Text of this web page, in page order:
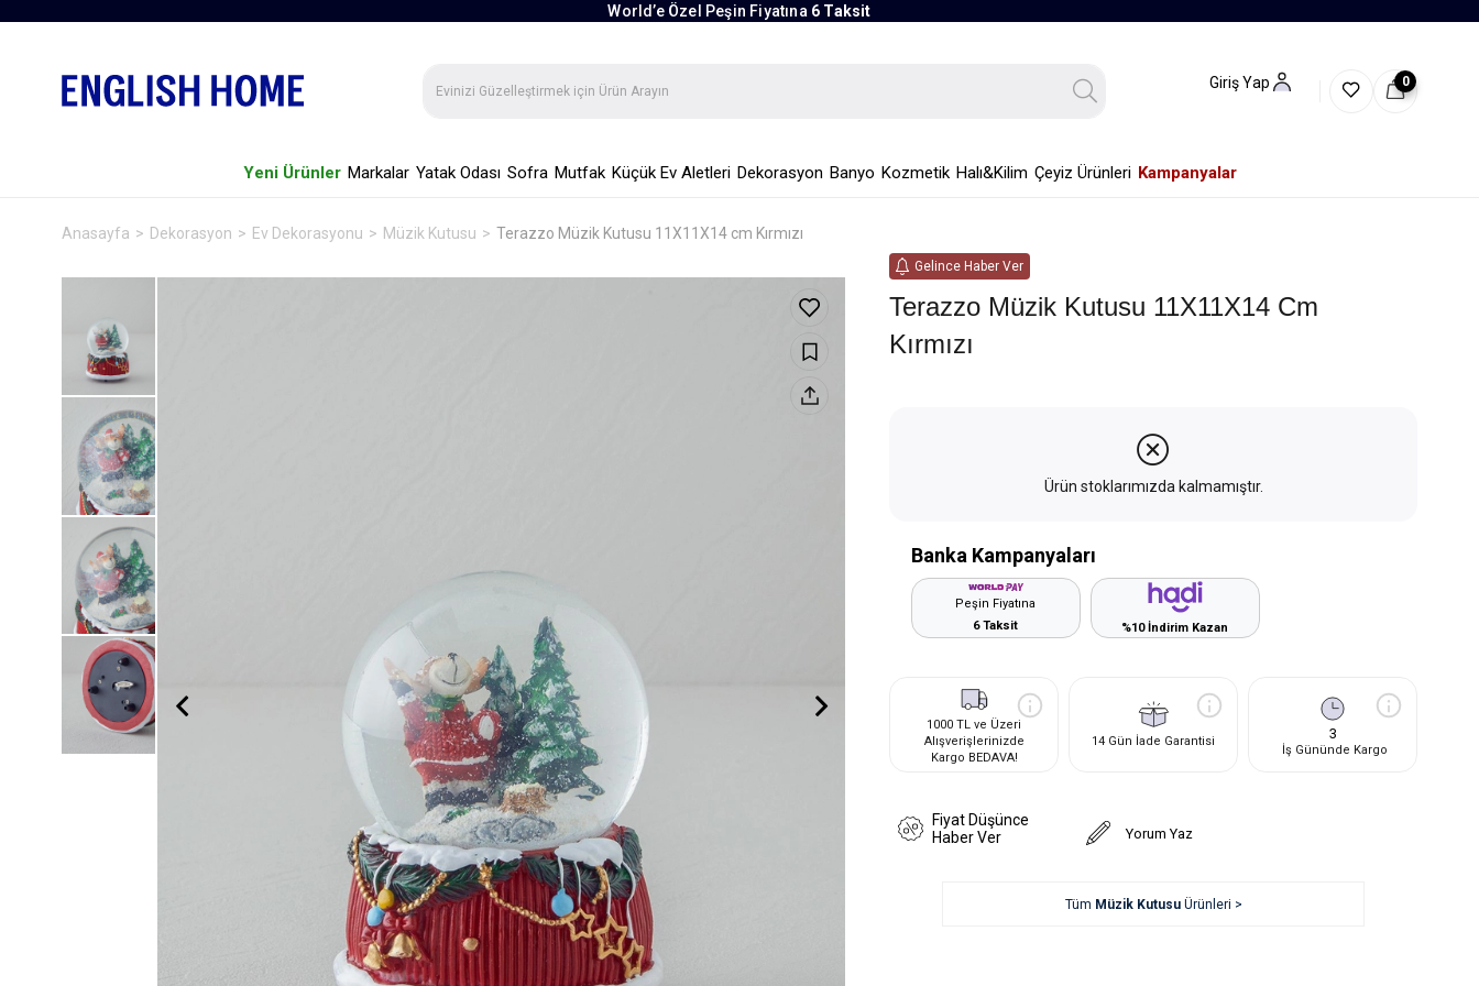
World’e Özel Peşin Fiyatına 6 Taksit
Giriş Yap 0
Yeni Ürünler Markalar Yatak Odası Sofra Mutfak Küçük Ev Aletleri Dekorasyon Banyo Kozmetik Halı&Kilim Çeyiz Ürünleri Kampanyalar
Anasayfa Dekorasyon Ev Dekorasyonu Müzik Kutusu Terazzo Müzik Kutusu 11X11X14 cm Kırmızı
Gelince Haber Ver
Terazzo Müzik Kutusu 11X11X14 Cm
Kırmızı
Ürün stoklarımızda kalmamıştır.
Banka Kampanyaları
Peşin Fiyatına
6 Taksit
%10 İndirim Kazan
1000 TL ve Üzeri
Alışverişlerinizde
Kargo BEDAVA!
14 Gün İade Garantisi 3
İş Gününde Kargo
Fiyat Düşünce
Haber Ver
Yorum Yaz
Tüm Müzik KutusuÜrünleri >